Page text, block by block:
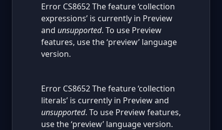
Error CS8652 The feature ‘collection
expressions’ is currently in Preview
and unsupported. To use Preview
features, use the ‘preview’ language
version.
Error CS8652 The feature ‘collection
literals’ is currently in Preview and
unsupported. To use Preview features,
use the ‘preview’ language version.